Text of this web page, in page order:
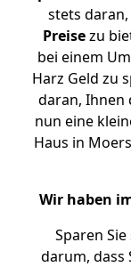
stets
Preisezu
bei einem
Harz Geld zu
daran, Ihnen
nun eine
Haus in
Wir haben
Sparen
darum, dass